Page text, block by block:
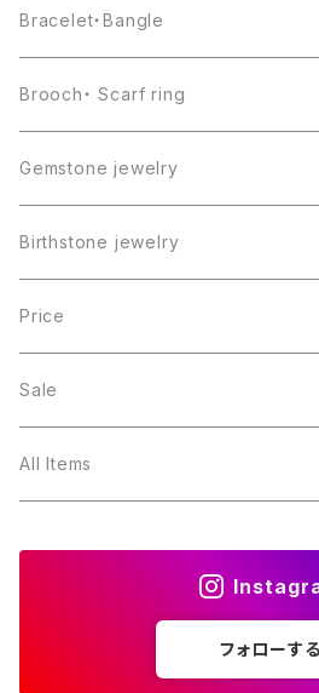
Bracelet・Bangle
Brooch・ Scarf ring
Gemstone jewelry
Birthstone jewelry
１月・ガーネット
２月・アメジスト
３月・アクアマリン
Price
～5000円
～10000円
Sale
All Items
フォローする